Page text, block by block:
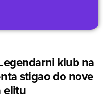
klub na
stigao do nove
elitu